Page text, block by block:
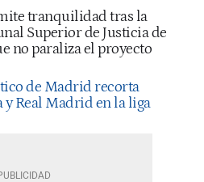
tranquilidad tras la
Superior de Justicia de
no paraliza el proyecto
de Madrid recorta
y Real Madrid en la liga